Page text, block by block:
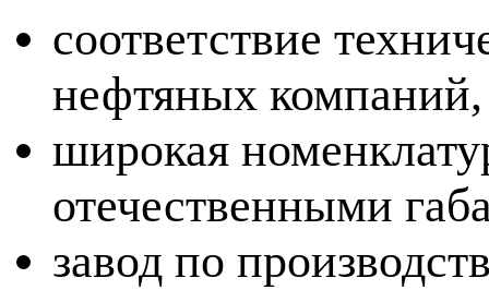
соответствие
нефтяных компаний,
широкая
отечественными
завод по